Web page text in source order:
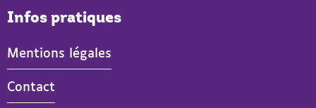
Infos pratiques
Mentions légales
Contact